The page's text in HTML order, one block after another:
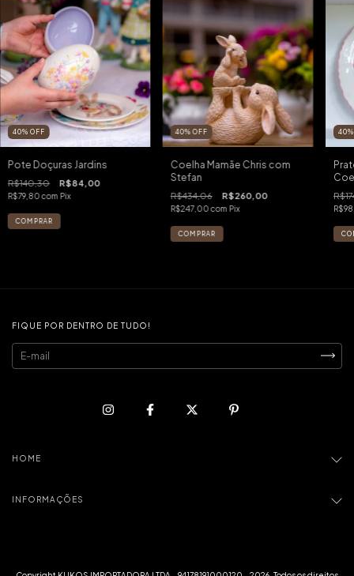
40% OFF
Pote Doçuras Jardins
R$140,30 R$84,00
R$79,80com Pix
40%OFF
Coelha Mamãe Chris com
Stefan
R$434,06 R$260,00
R$247,00com Pix
40
FIQUE POR DENTRO DE TUDO!
HOME
INFORMAÇÕES